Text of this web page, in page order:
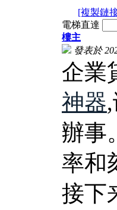
[複製鏈
電梯直達
樓主
發表於
企業
神器
辦事
率和
接下